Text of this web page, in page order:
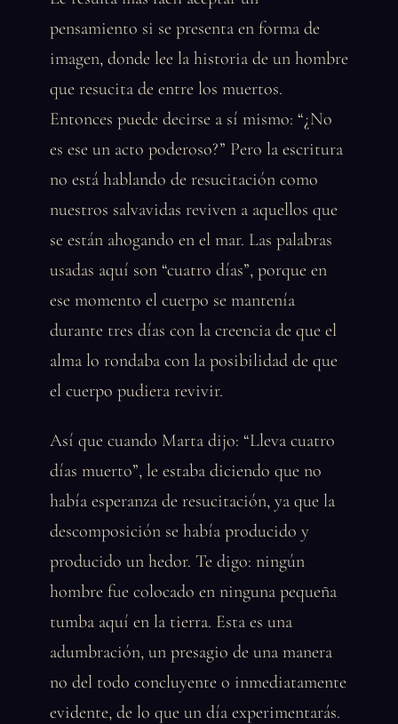
pensamiento si se presenta en forma de
imagen, donde lee la historia de un hombre
que resucita de entre los muertos.
Entonces puede decirse a sí mismo: “¿No
es ese un acto poderoso?” Pero la escritura
no está hablando de resucitación como
nuestros salvavidas reviven a aquellos que
se están ahogando en el mar. Las palabras
usadas aquí son “cuatro días”, porque en
ese momento el cuerpo se mantenía
durante tres días con la creencia de que el
alma lo rondaba con la posibilidad de que
el cuerpo pudiera revivir.
Así que cuando Marta dijo: “Lleva cuatro
días muerto”, le estaba diciendo que no
había esperanza de resucitación, ya que la
descomposición se había producido y
producido un hedor. Te digo: ningún
hombre fue colocado en ninguna pequeña
tumba aquí en la tierra. Esta es una
adumbración, un presagio de una manera
no del todo concluyente o inmediatamente
evidente, de lo que un día experimentarás.